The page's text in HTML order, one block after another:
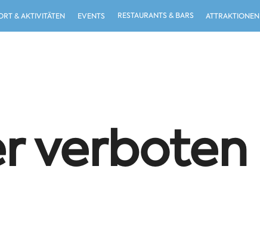
& AKTIVITÄTEN EVENTS RESTAURANTS & BARS ATTRAKTIONEN
verboten